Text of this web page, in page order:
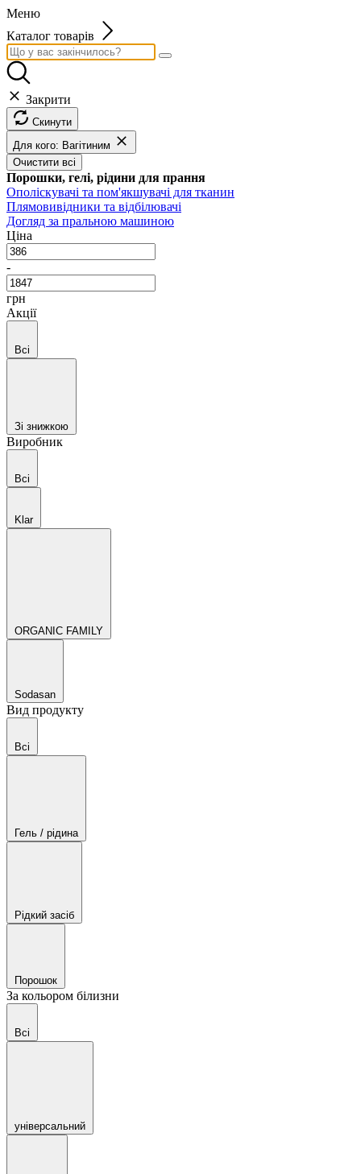
Меню
Каталог товарів
Закрити
Скинути
Для кого: Вагітиним
Очистити всі
Порошки, гелі, рідини для прання
Ополіскувачі та пом'якшувачі для тканин
Плямовивідники та відбілювачі
Догляд за пральною машиною
Ціна
-
грн
Акції
Всі
Зі знижкою
Виробник
Всі
Klar
ORGANIC FAMILY
Sodasan
Вид продукту
Всі
Гель / рідина
Рідкий засіб
Порошок
За кольором білизни
Всі
універсальний